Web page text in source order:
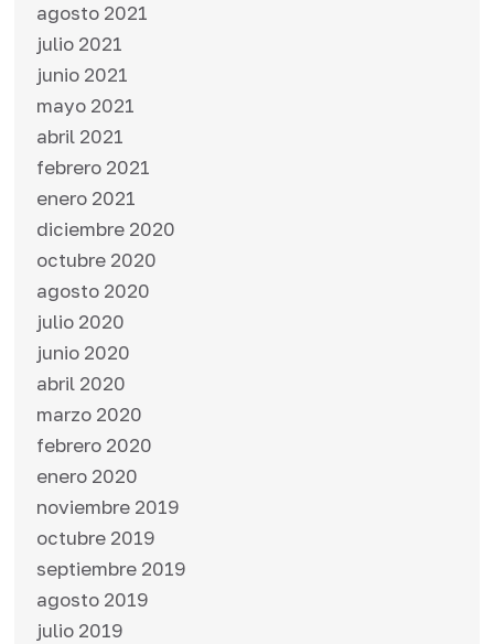
agosto 2021
julio 2021
junio 2021
mayo 2021
abril 2021
febrero 2021
enero 2021
diciembre 2020
octubre 2020
agosto 2020
julio 2020
junio 2020
abril 2020
marzo 2020
febrero 2020
enero 2020
noviembre 2019
octubre 2019
septiembre 2019
agosto 2019
julio 2019